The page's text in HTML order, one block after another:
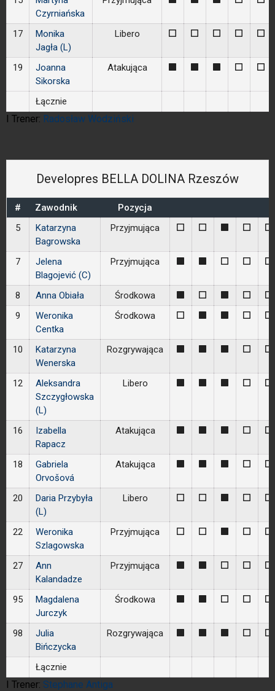
Czyrniańska
17
Monika
Jagła (L)
Libero 0 0 0 0 0
19
Joanna
Sikorska
Atakująca 0 0
Łącznie
I Trener: Radosław Wodziński
Developres BELLA DOLINA Rzeszów
# Zawodnik
Pozycja
5
Katarzyna
Bagrowska
Przyjmująca 0 0 0 0
7
Jelena
Blagojević (C)
Przyjmująca 0 0 0
8 Anna Obiała Środkowa 0 0 0
9
Weronika
Centka
Środkowa 0 0 0
10
Katarzyna
Wenerska
Rozgrywająca 0 0
12
Aleksandra
Szczygłowska
(L)
Libero 0 0
16
Izabella
Rapacz
Atakująca 0 0
18
Gabriela
Orvošová
Atakująca 0 0
20
Daria Przybyła
(L)
Libero 0 0 0 0
22
Weronika
Szlagowska
Przyjmująca 0 0 0 0
27
Ann
Kalandadze
Przyjmująca 0 0 0
95
Magdalena
Jurczyk
Środkowa 0 0 0
98
Julia
Bińczycka
Rozgrywająca 0 0
Łącznie
I Trener: Stephane Antiga